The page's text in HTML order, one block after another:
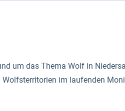
um das Thema Wolf in
im laufenden